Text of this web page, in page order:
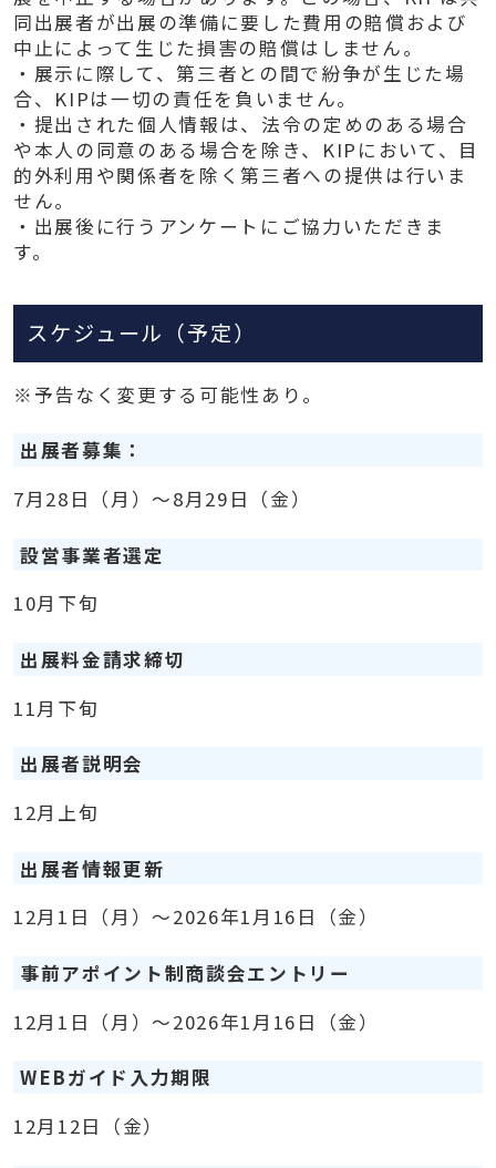
同出展者が出展の準備に要した費用の賠償および
中止によって生じた損害の賠償はしません。
・展示に際して、第三者との間で紛争が生じた場
合、KIPは一切の責任を負いません。
・提出された個人情報は、法令の定めのある場合
や本人の同意のある場合を除き、KIPにおいて、目
的外利用や関係者を除く第三者への提供は行いま
せん。
・出展後に行うアンケートにご協力いただきま
す。
スケジュール（予定）
※予告なく変更する可能性あり。
出展者募集：
7月28日（月）～8月29日（金）
設営事業者選定
10月下旬
出展料金請求締切
11月下旬
出展者説明会
12月上旬
出展者情報更新
12月1日（月）～2026年1月16日（金）
事前アポイント制商談会エントリー
12月1日（月）～2026年1月16日（金）
WEBガイド入力期限
12月12日（金）